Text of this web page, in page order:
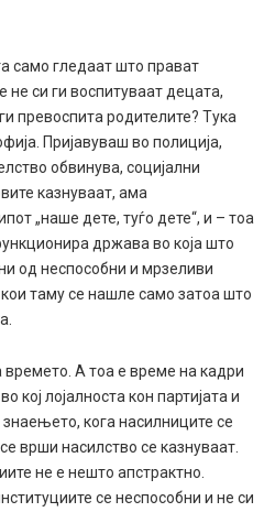
само гледаат што прават
не си ги воспитуваат децата,
превоспита родителите? Тука
Пријавуваш во полиција,
обвинува, социјални
казнуваат, ама
„наше дете, туѓо дете“, и – тоа
држава во која што
од неспособни и мрзеливи
таму се нашле само затоа што
А тоа е време на кадри
кој лојалноста кон партијата и
кога насилниците се
врши насилство се казнуваат.
не е нешто апстрактно.
се неспособни и не си